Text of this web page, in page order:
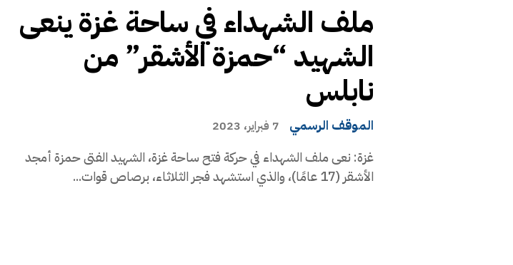
ملف الشهداء في ساحة غزة ينعى
الشهيد “حمزة الأشقر” من
نابلس
الموقف الرسمي 7 فبراير، 2023
غزة: نعى ملف الشهداء في حركة فتح ساحة غزة، الشهيد الفتى حمزة أمجد
الأشقر (17 عامًا)، والذي استشهد فجر الثلاثاء، برصاص قوات...